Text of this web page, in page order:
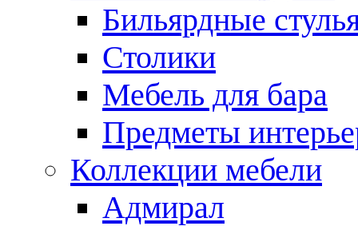
Бильярдные
Столики
Мебель для бара
Предметы
Коллекции мебели
Адмирал